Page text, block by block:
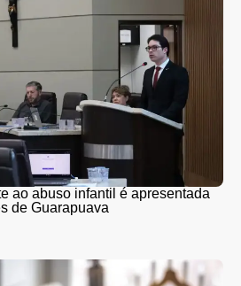
ao abuso infantil é apresentada
de Guarapuava